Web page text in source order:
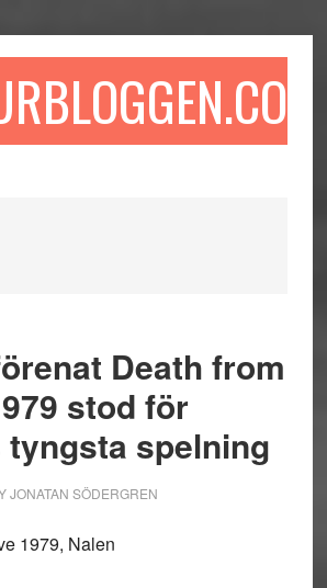
Death from
stod för
spelning
JONATAN SÖDERGREN
1979, Nalen